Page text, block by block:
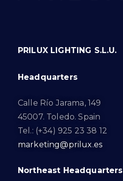
PRILUX LIGHTING S.L.U.
Headquarters
Calle Río Jarama, 149
45007. Toledo. Spain
Tel.: (+34) 925 23 38 12
marketing@prilux.es
Northeast Headquarters